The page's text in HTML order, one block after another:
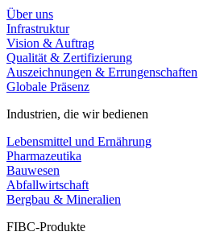
Über uns
Infrastruktur
Vision & Auftrag
Qualität & Zertifizierung
Auszeichnungen & Errungenschaften
Globale Präsenz
Industrien, die wir bedienen
Lebensmittel und Ernährung
Pharmazeutika
Bauwesen
Abfallwirtschaft
Bergbau & Mineralien
FIBC-Produkte